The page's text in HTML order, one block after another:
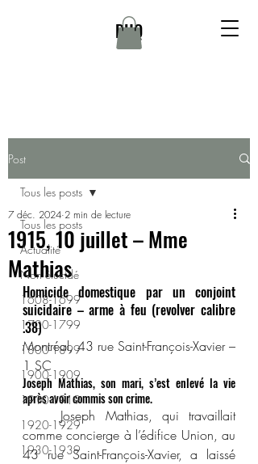
DHQ
Post
Tous les posts
Actualité
Non élucidé
1608-1699
1700-1799
1800-1899
1900-1909
1910-1919
1920-1929
1930-1939
Tous les posts
1915, 10 juillet – Mme
Mathias
7 déc. 2024 2 min de lecture
Homicide domestique par un conjoint
suicidaire – arme à feu (revolver calibre
.38)
Montréal, 43 rue Saint-François-Xavier –
1 SC
Joseph Mathias, son mari, s’est enlevé la vie
après avoir commis son crime.
comme concierge à l’édifice Union, au
43 rue Saint-François-Xavier, a laissé